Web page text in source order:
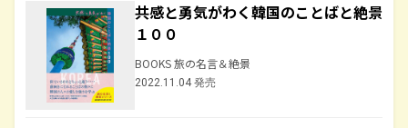
共感と勇気がわく韓国のことばと絶景
１００
BOOKS 旅の名言＆絶景
2022.11.04 発売